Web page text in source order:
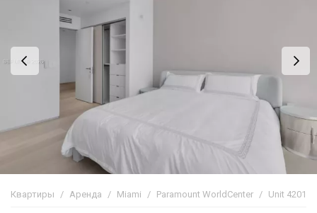
Квартиры Аренда Miami Paramount WorldCenter Unit 4201